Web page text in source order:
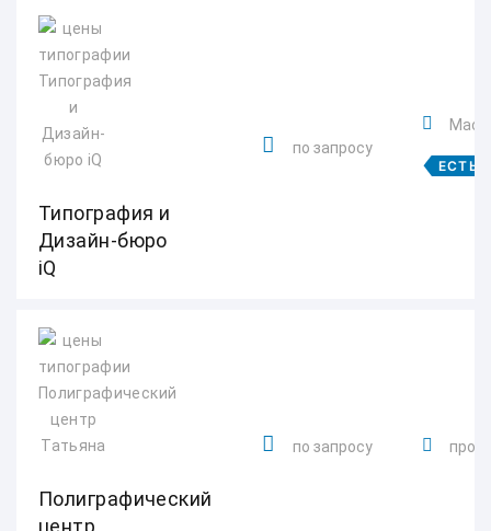
Типография и
Дизайн-бюро
iQ
по запросу
ЕСТЬ
Полиграфический
центр
по запросу